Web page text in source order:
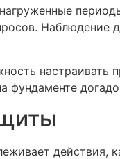
фундаменте
действия,